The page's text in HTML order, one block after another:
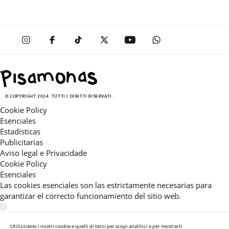
© COPYRIGHT 2024. TUTTI I DIRITTI RISERVATI.
Cookie Policy
Esenciales
Estadísticas
Publicitarias
Aviso legal e Privacidade
Cookie Policy
Esenciales
Las cookies esenciales son las estrictamente necesarias para
garantizar el correcto funcionamiento del sitio web.
Estas cookies nos permiten ofrecerle una experiencia en el sitio
Utilizziamo i nostri cookie e quelli di terzi per scopi analitici e per mostrarti